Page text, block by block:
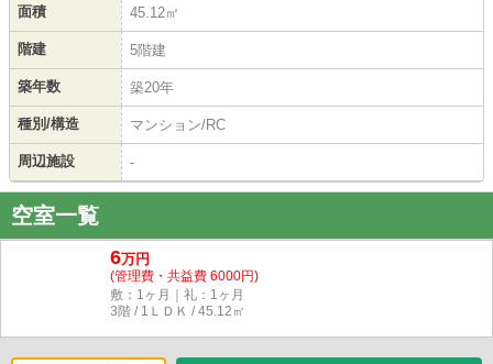
面積 45.12㎡
階建 5階建
築年数 築20年
種別/構造 マンション/RC
周辺施設 -
空室一覧
6万円
(管理費・共益費 6000円)
敷：1ヶ月｜礼：1ヶ月
3階 / 1ＬＤＫ / 45.12㎡